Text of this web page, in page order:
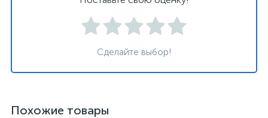
Сделайте выбор!
Похожие товары